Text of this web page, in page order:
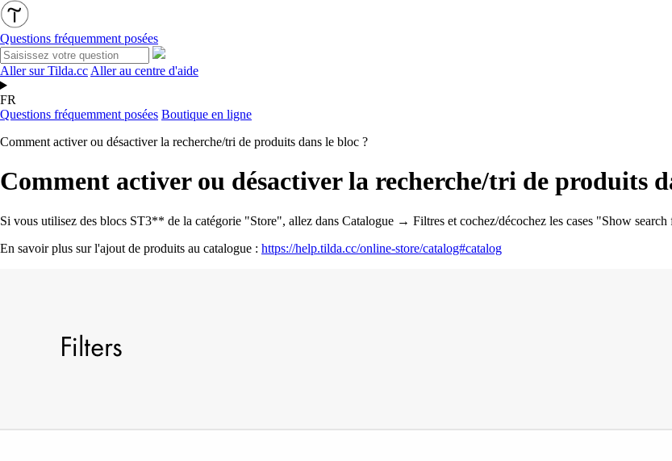
Questions fréquemment posées
Aller sur Tilda.cc Aller au centre d'aide
FR
Questions fréquemment posées Boutique en ligne
Comment activer ou désactiver la recherche/tri de produits dans le bloc ?
Comment activer ou désactiver la recherche/tri de produits
Si vous utilisez des blocs ST3** de la catégorie "Store", allez dans Catalogue → Filtres et cochez/décochez les cases "Show
En savoir plus sur l'ajout de produits au catalogue : https://help.tilda.cc/online-store/catalog#catalog